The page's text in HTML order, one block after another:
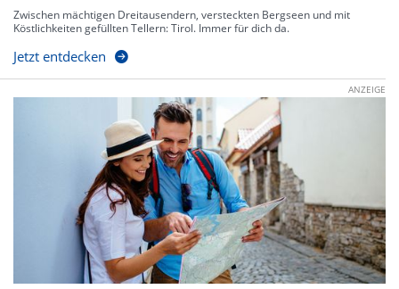
Zwischen mächtigen Dreitausendern, versteckten Bergseen und mit
Köstlichkeiten gefüllten Tellern: Tirol. Immer für dich da.
Jetzt entdecken
ANZEIGE